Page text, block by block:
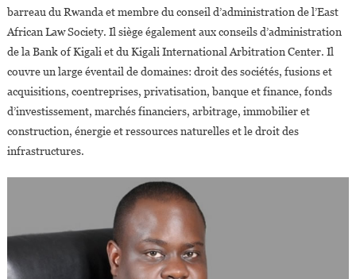
barreau du Rwanda et membre du conseil d’administration de l’East
African Law Society. Il siège également aux conseils d’administration
de la Bank of Kigali et du Kigali International Arbitration Center. Il
couvre un large éventail de domaines: droit des sociétés, fusions et
acquisitions, coentreprises, privatisation, banque et finance, fonds
d’investissement, marchés financiers, arbitrage, immobilier et
construction, énergie et ressources naturelles et le droit des
infrastructures.